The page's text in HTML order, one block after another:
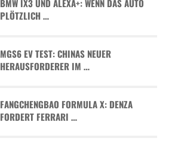
BMW IX3 UND ALEXA+: WENN DAS AUTO
PLÖTZLICH …
MGS6 EV TEST: CHINAS NEUER
HERAUSFORDERER IM …
FANGCHENGBAO FORMULA X: DENZA
FORDERT FERRARI …